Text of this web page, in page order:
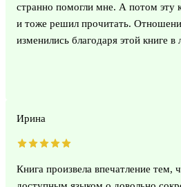
странно помогли мне. А потом эту
и тоже решил прочитать.
изменились благодаря этой книге
Ирина
Книга произвела впечатление тем,